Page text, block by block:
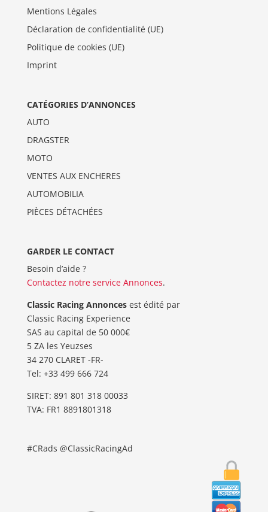
Mentions Légales
Déclaration de confidentialité (UE)
Politique de cookies (UE)
Imprint
CATÉGORIES D’ANNONCES
AUTO
DRAGSTER
MOTO
VENTES AUX ENCHERES
AUTOMOBILIA
PIÈCES DÉTACHÉES
GARDER LE CONTACT
Besoin d’aide ?
Contactez notre service Annonces.
Classic Racing Annoncesest édité par
Classic Racing Experience
SAS au capital de 50 000€
5 ZA les Yeuzses
34 270 CLARET -FR-
Tel: ‭+33 499 666 724‬
SIRET: 891 801 318 00033
TVA: FR1 8891801318
#CRads @ClassicRacingAd